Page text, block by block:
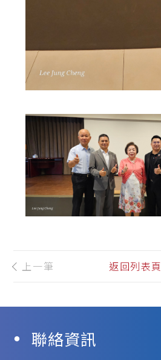
上一筆 返回列表頁
聯絡資訊